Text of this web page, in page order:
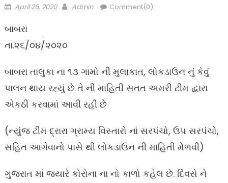
Posted
April 26, 2020 Author
Admin Comment(0)
બાબરા
તા.૨૬/૦૪/૨૦૨૦
બાબરા તાલુકા ના ૧૩ ગામો ની મુલાકાત, લોકડાઉન નું કેવું
પાલન થાય રહ્યું છે તે ની માહિતી સતત અમરી ટીમ દ્વારા
એકઠી કરવામાં આવી રહી છે
(ન્યુંજ ટીમ દ્રારા ગ્રામ્ય વિસ્તારો નાં સરપંચો, ઉપ સરપંચો,
સહિત આગેવાનો પાસે થી લોકડાઉન ની માહિતી મેળવી)
ગુજરાત માં જ્યારે કોરોના ના નો કાળો કહેલ છે. દિવસે ને